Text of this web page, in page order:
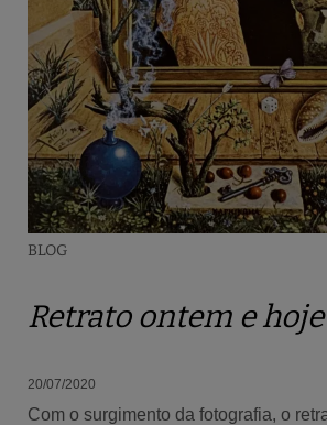
BLOG
Retrato ontem e
20/07/2020
Com o surgimento da fotografia, o